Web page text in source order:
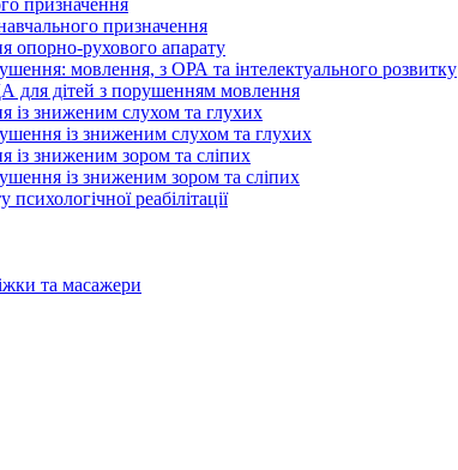
призначення
призначення
рухового апарату
мовлення, з ОРА та інтелектуального розвитку
дітей з порушенням мовлення
зниженим слухом та глухих
із зниженим слухом та глухих
зниженим зором та сліпих
із зниженим зором та сліпих
реабілітації
та масажери